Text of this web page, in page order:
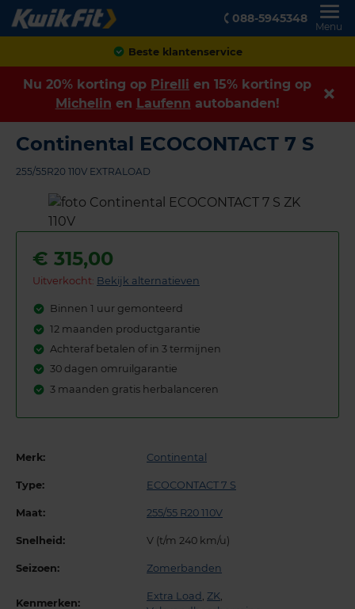
088-5945348
Menu
Beste klantenservice
Nu 20% korting op Pirelli en 15% korting op
Michelin en Laufenn autobanden!
Continental ECOCONTACT 7 S
255/55R20 110V EXTRALOAD
€ 315,00
Uitverkocht: Bekijk alternatieven
Binnen 1 uur gemonteerd
12 maanden productgarantie
Achteraf betalen of in 3 termijnen
30 dagen omruilgarantie
3 maanden gratis herbalanceren
Merk: Continental
Type: ECOCONTACT 7 S
Maat: 255/55 R20 110V
Snelheid: V (t/m 240 km/u)
Seizoen: Zomerbanden
Kenmerken:
Extra Load , ZK,